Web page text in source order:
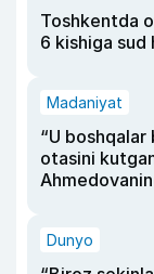
Toshkentda
6 kishiga sud
Madaniyat
“U boshqalar
otasini
Dunyo